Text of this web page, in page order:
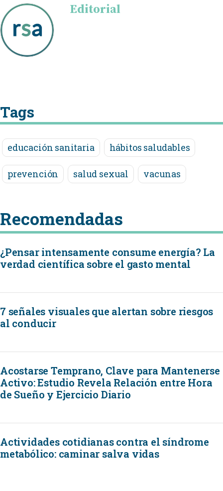
Editorial
Tags
educación sanitaria hábitos saludables
prevención salud sexual vacunas
Recomendadas
¿Pensar intensamente consume energía? La
verdad científica sobre el gasto mental
7 señales visuales que alertan sobre riesgos
al conducir
Acostarse Temprano, Clave para Mantenerse
Activo: Estudio Revela Relación entre Hora
de Sueño y Ejercicio Diario
Actividades cotidianas contra el síndrome
metabólico: caminar salva vidas